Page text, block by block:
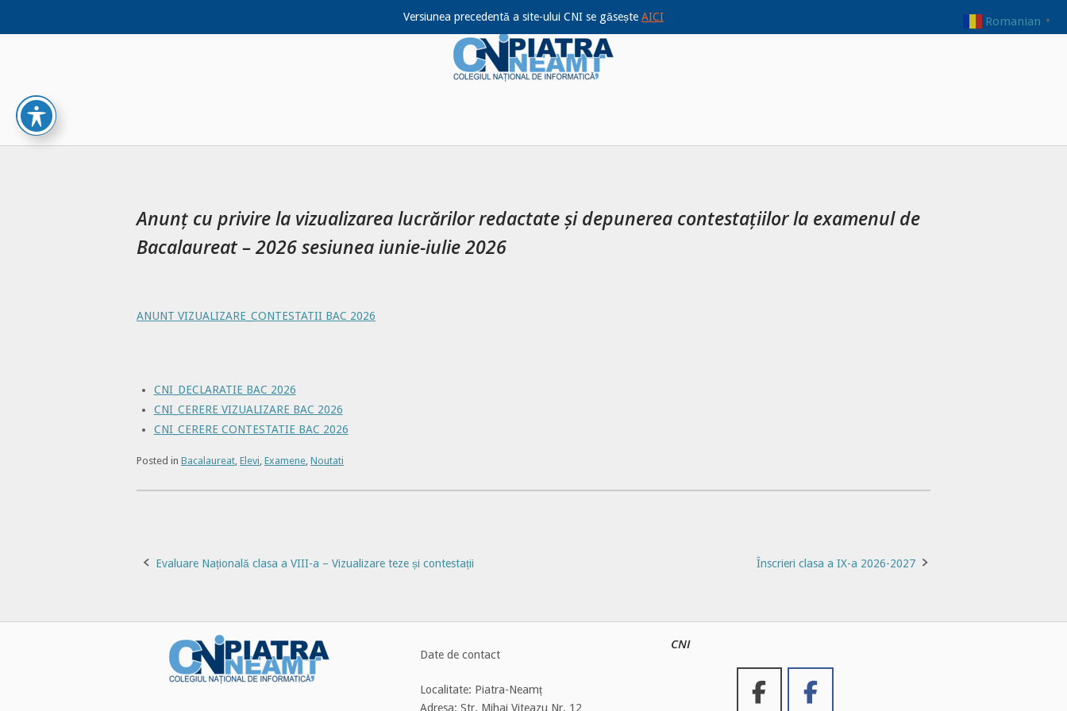
Versiunea precedentă a site-ului CNI se găsește AICI
Home
Anunț cu privire la vizualizarea lucrărilor redactate și depunerea contestațiilor la examenul de
Bacalaureat – 2026 sesiunea iunie-iulie 2026
ANUNT VIZUALIZARE_CONTESTATII BAC 2026
CNI_DECLARATIE BAC 2026
CNI_CERERE VIZUALIZARE BAC 2026
CNI_CERERE CONTESTATIE BAC 2026
Posted in Bacalaureat Elevi Examene Noutati
Post
Evaluare Națională clasa a VIII-a – Vizualizare teze și contestații Înscrieri clasa a IX-a 2026-2027
Date de contact
Localitate: Piatra-Neamț
Adresa: Str. Mihai Viteazu Nr. 12
CNI
Romanian ▼